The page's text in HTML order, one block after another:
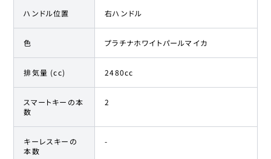
ハンドル位置 右ハンドル
色 プラチナホワイトパールマイカ
排気量 (cc) 2480cc
スマートキーの本
数
2
キーレスキーの
本数
-